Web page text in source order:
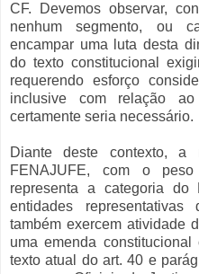
CF. Devemos observar,
nenhum segmento, ou
encampar uma luta desta
do texto constitucional
requerendo esforço
inclusive com relação
certamente seria necessário.
Diante deste contexto,
FENAJUFE, com o
representa a categoria do
entidades
também exercem atividade
uma emenda
texto atual do art. 40 e